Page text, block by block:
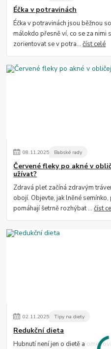
Éčka v potravinách
Éčka v potravinách jsou běžnou
málokdo přesně ví, co se za nimi
zorientovat se v potra...číst celé
08.11.2025 Babské rady
Červené fleky po akné v
užívat?
Zdravá pleť začíná zdravým
obojí. Objevte, jak lněné
pomáhají šetrně rozhýbat ...číst
02.11.2025 Tipy na diety
Redukční dieta
Hubnutí není jen o dietě a